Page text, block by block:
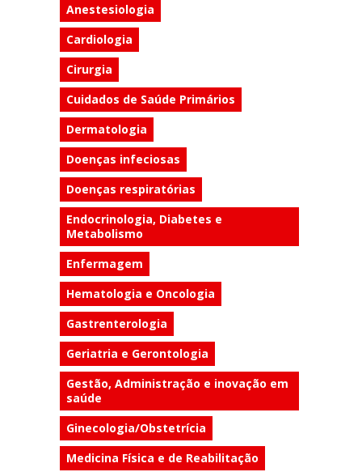
Anestesiologia
Cardiologia
Cirurgia
Cuidados de Saúde Primários
Dermatologia
Doenças infeciosas
Doenças respiratórias
Endocrinologia, Diabetes e
Metabolismo
Enfermagem
Hematologia e Oncologia
Gastrenterologia
Geriatria e Gerontologia
Gestão, Administração e inovação em
saúde
Ginecologia/Obstetrícia
Medicina Física e de Reabilitação